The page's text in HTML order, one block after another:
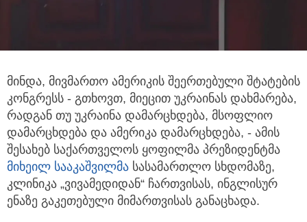
მინდა, მივმართო ამერიკის შეერთებული შტატების
კონგრესს - გთხოვთ, მიეცით უკრაინას დახმარება,
რადგან თუ უკრაინა დამარცხდება, მსოფლიო
დამარცხდება და ამერიკა დამარცხდება, - ამის
შესახებ საქართველოს ყოფილმა პრეზიდენტმა
მიხეილ სააკაშვილმა სასამართლო სხდომაზე,
კლინიკა „ვივამედიდან“ ჩართვისას, ინგლისურ
ენაზე გაკეთებული მიმართვისას განაცხადა.